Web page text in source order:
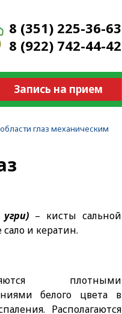
8 (351) 225-36-63
8 (922) 742-44-42
Запись на прием
глаз механическим
– кисты сальной
и кератин.
плотными
белого цвета в
Располагаются